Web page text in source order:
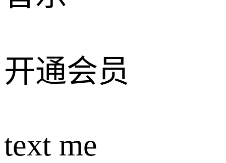
开通会员
text me